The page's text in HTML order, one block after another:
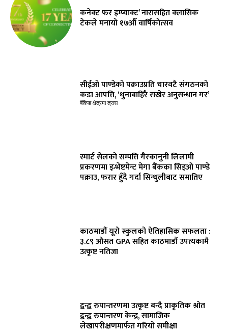
कनेक्ट फर इम्प्याक्ट’ नारासहित क्लासिक
टेकले मनायो १७औँ वार्षिकोत्सव
सीईओ पाण्डेको पक्राउप्रति चारवटै संगठनको
कडा आपत्ति, ‘थुनाबाहिरै राखेर अनुसन्धान गर’
बैंकिङ क्षेत्रमा त्रास
स्मार्ट सेलको सम्पत्ति गैरकानुनी लिलामी
प्रकरणमा इन्भेष्टमेन्ट मेगा बैंकका सिइओ पाण्डे
पक्राउ, फरार हुँदै गर्दा सिन्धुलीबाट समातिए
काठमाडौं यूरो स्कुलको ऐतिहासिक सफलता :
३.८९ औसत GPA सहित काठमाडौं उपत्यकामै
उत्कृष्ट नतिजा
द्वन्द्व रुपान्तरणमा उत्कृष्ट बन्दै प्राकृतिक श्रोत
द्वन्द्व रुपान्तरण केन्द्र, सामाजिक
लेखापरीक्षणमार्फत गरियो समीक्षा